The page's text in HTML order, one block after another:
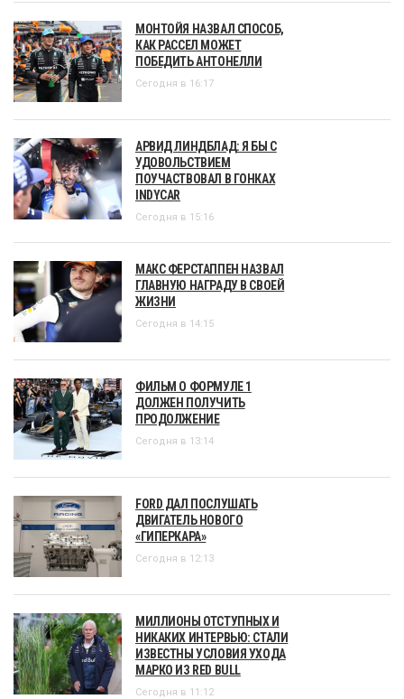
МОНТОЙЯ НАЗВАЛ СПОСОБ,
КАК РАССЕЛ МОЖЕТ
ПОБЕДИТЬ АНТОНЕЛЛИ
Сегодня в 16:17
АРВИД ЛИНДБЛАД: Я БЫ С
УДОВОЛЬСТВИЕМ
ПОУЧАСТВОВАЛ В ГОНКАХ
INDYCAR
Сегодня в 15:16
МАКС ФЕРСТАППЕН НАЗВАЛ
ГЛАВНУЮ НАГРАДУ В СВОЕЙ
ЖИЗНИ
Сегодня в 14:15
ФИЛЬМ О ФОРМУЛЕ 1
ДОЛЖЕН ПОЛУЧИТЬ
ПРОДОЛЖЕНИЕ
Сегодня в 13:14
FORD ДАЛ ПОСЛУШАТЬ
ДВИГАТЕЛЬ НОВОГО
«ГИПЕРКАРА»
Сегодня в 12:13
МИЛЛИОНЫ ОТСТУПНЫХ И
НИКАКИХ ИНТЕРВЬЮ: СТАЛИ
ИЗВЕСТНЫ УСЛОВИЯ УХОДА
МАРКО ИЗ RED BULL
Сегодня в 11:12